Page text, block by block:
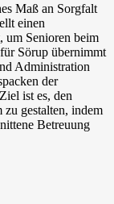
Maß an Sorgfalt
einen
um Senioren beim
Sörup übernimmt
Administration
der
ist es, den
zu gestalten, indem
Betreuung